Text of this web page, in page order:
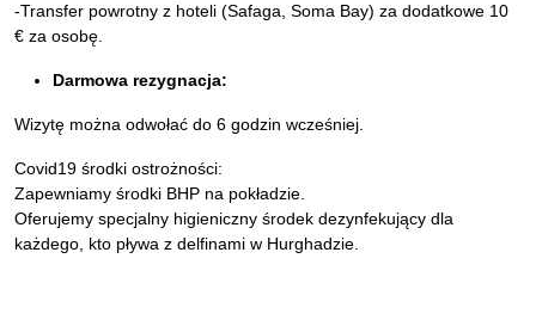
-Transfer powrotny z hoteli (Safaga, Soma Bay) za dodatkowe 10
€ za osobę.
Darmowa rezygnacja:
Wizytę można odwołać do 6 godzin wcześniej.
Covid19 środki ostrożności:
Zapewniamy środki BHP na pokładzie.
Oferujemy specjalny higieniczny środek dezynfekujący dla
każdego, kto pływa z delfinami w Hurghadzie.